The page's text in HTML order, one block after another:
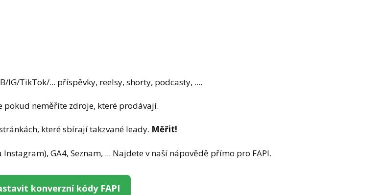
IG/TikTok/... příspěvky, reelsy, shorty, podcasty, ....
pokud neměříte zdroje, které prodávají.
které sbírají takzvané leady. Měřit!
GA4, Seznam, ... Najdete v naší nápovědě přímo pro FAPI.
konverzní kódy FAPI